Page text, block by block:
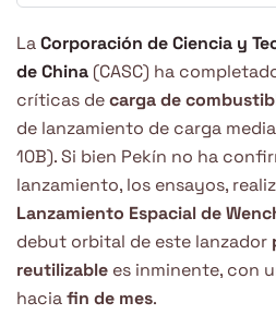
LaCorporación de Ciencia y
de China (CASC) ha
críticas decarga de
de lanzamiento de carga media
10B). Si bien Pekín no ha
lanzamiento, los ensayos,
Lanzamiento Espacial de
debut orbital de este lanzador
reutilizable es inminente, con
haciafin de mes.